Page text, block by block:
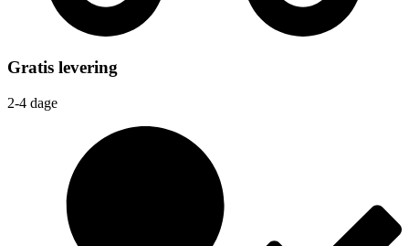
Gratis levering
2-4 dage